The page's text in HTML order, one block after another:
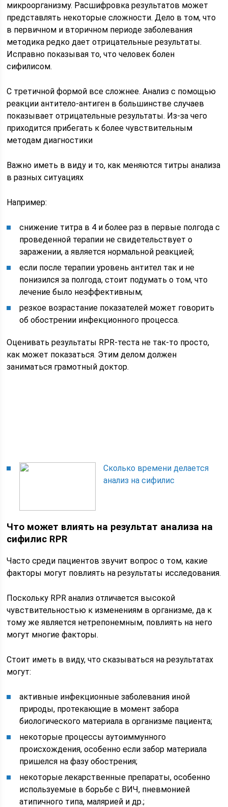
микроорганизму. Расшифровка результатов может
представлять некоторые сложности. Дело в том, что
в первичном и вторичном периоде заболевания
методика редко дает отрицательные результаты.
Исправно показывая то, что человек болен
сифилисом.
С третичной формой все сложнее. Анализ с помощью
реакции антитело-антиген в большинстве случаев
показывает отрицательные результаты. Из-за чего
приходится прибегать к более чувствительным
методам диагностики
Важно иметь в виду и то, как меняются титры анализа
в разных ситуациях
Например:
снижение титра в 4 и более раз в первые полгода с
проведенной терапии не свидетельствует о
заражении, а является нормальной реакцией;
если после терапии уровень антител так и не
понизился за полгода, стоит подумать о том, что
лечение было неэффективным;
резкое возрастание показателей может говорить
об обострении инфекционного процесса.
Оценивать результаты RPR-теста не так-то просто,
как может показаться. Этим делом должен
заниматься грамотный доктор.
Сколько времени делается
анализ на сифилис
Что может влиять на результат анализа на
сифилис RPR
Часто среди пациентов звучит вопрос о том, какие
факторы могут повлиять на результаты исследования.
Поскольку RPR анализ отличается высокой
чувствительностью к изменениям в организме, да к
тому же является нетрепонемным, повлиять на него
могут многие факторы.
Стоит иметь в виду, что сказываться на результатах
могут:
активные инфекционные заболевания иной
природы, протекающие в момент забора
биологического материала в организме пациента;
некоторые процессы аутоиммунного
происхождения, особенно если забор материала
пришелся на фазу обострения;
некоторые лекарственные препараты, особенно
используемые в борьбе с ВИЧ, пневмонией
атипичного типа, малярией и др.;